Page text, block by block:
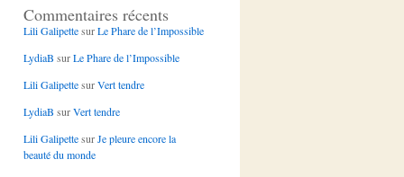
Commentaires récents
Lili GalipettesurLe Phare de l’Impossible
LydiaB surLe Phare de l’Impossible
Lili GalipettesurVert tendre
LydiaB surVert tendre
Lili GalipettesurJe pleure encore la
beauté du monde